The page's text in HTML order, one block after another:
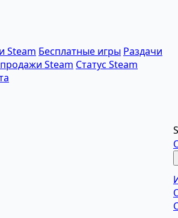
Steam Бесплатные игры Раздачи
Steam Статус Steam